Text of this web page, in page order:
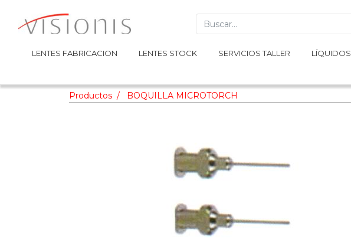
LENTES FABRICACION LENTES STOCK SERVICIOS TALLER LÍQUIDOS
LENTES FABRICACION LENTES STOCK SERVICIOS TALLER LÍQUIDOS
Productos BOQUILLA MICROTORCH